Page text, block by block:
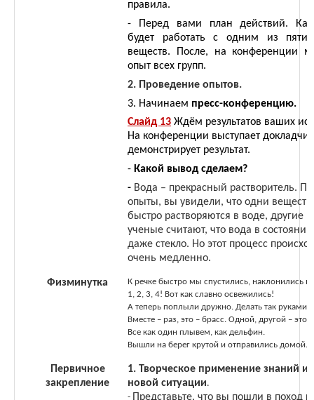
правила.
- Перед вами план действий.
будет работать с одним из пяти
веществ. После, на конференции
опыт всех групп.
2. Проведение опытов.
3. Начинаем пресс-конференцию.
Слайд 13 Ждём результатов ваших
На конференции выступает
демонстрирует результат.
- Какой вывод сделаем?
- Вода – прекрасный растворитель.
опыты, вы увидели, что одни
быстро растворяются в воде, другие
ученые считают, что вода в состоянии
даже стекло. Но этот процесс
очень медленно.
Физминутка
К речке быстро мы спустились, наклонились
1, 2, 3, 4! Вот как славно освежились!
А теперь поплыли дружно. Делать так руками
Вместе – раз, это – брасс. Одной, другой – это
Все как один плывем, как дельфин.
Вышли на берег крутой и отправились домой.
Первичное
закрепление
1. Творческое применение знаний и
новой ситуации.
-
Представьте, что вы пошли в поход